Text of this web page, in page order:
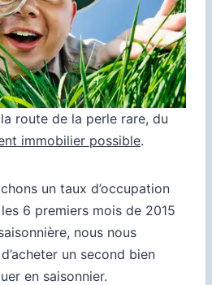
route de la perle rare, du
immobilier possible.
un taux d’occupation
6 premiers mois de 2015
nous nous
un second bien
en saisonnier.